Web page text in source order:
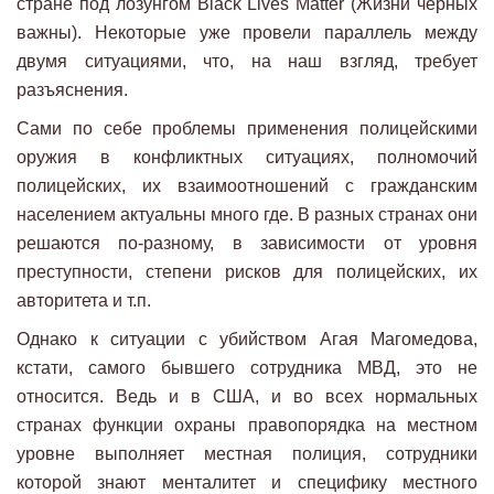
важны). Некоторые уже провели параллель между
двумя ситуациями, что, на наш взгляд, требует
разъяснения.
Сами по себе проблемы применения полицейскими
оружия в конфликтных ситуациях, полномочий
полицейских, их взаимоотношений с гражданским
населением актуальны много где. В разных странах они
решаются по-разному, в зависимости от уровня
преступности, степени рисков для полицейских, их
авторитета и т.п.
Однако к ситуации с убийством Агая Магомедова,
кстати, самого бывшего сотрудника МВД, это не
относится. Ведь и в США, и во всех нормальных
странах функции охраны правопорядка на местном
уровне выполняет местная полиция, сотрудники
которой знают менталитет и специфику местного